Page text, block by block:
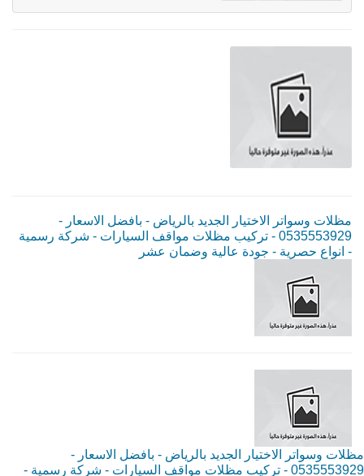
مظلات وسواتر الاختيار الجديد بالرياض - بافضل الاسعار -
0535553929 - تركيب مظلات مواقف السيارات - شركة رسمية
- انواع حصرية - جودة عالية وضمان عشر
مظلات وسواتر الاختيار الجديد بالرياض - بافضل الاسعار -
0535553929 - تركيب مظلات مواقف السيارات - شركة رسمية -